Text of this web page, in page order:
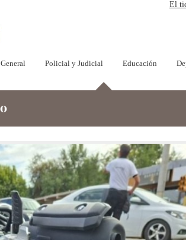
El
Policial y Judicial Educación